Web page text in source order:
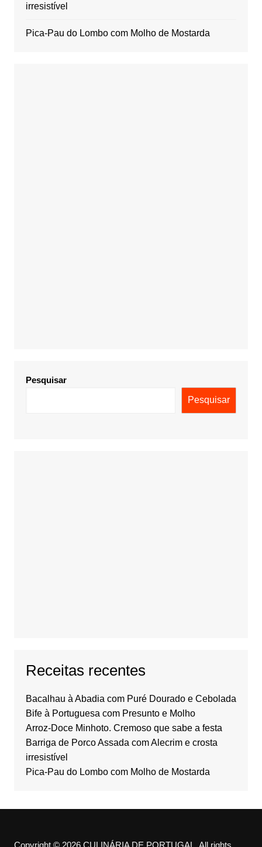
irresistível
Pica-Pau do Lombo com Molho de Mostarda
Pesquisar
Pesquisar
Receitas recentes
Bacalhau à Abadia com Puré Dourado e Cebolada
Bife à Portuguesa com Presunto e Molho
Arroz-Doce Minhoto. Cremoso que sabe a festa
Barriga de Porco Assada com Alecrim e crosta
irresistível
Pica-Pau do Lombo com Molho de Mostarda
Copyright © 2026 CULINÁRIA DE PORTUGAL. All rights